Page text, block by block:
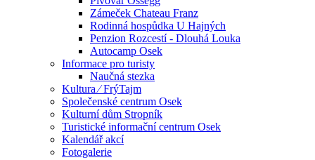
Zámeček Chateau Franz
Rodinná hospůdka U Hajných
Penzion Rozcestí - Dlouhá Louka
Autocamp Osek
Informace pro turisty
Naučná stezka
Kultura ⁄ FrýTajm
Společenské centrum Osek
Kulturní dům Stropník
Turistické informační centrum Osek
Kalendář akcí
Fotogalerie